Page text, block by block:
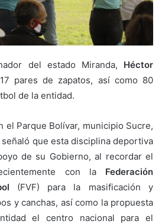
del estado Miranda, Héctor
pares de zapatos, así como 80
de la entidad.
el Parque Bolívar, municipio Sucre,
que esta disciplina deportiva
de su Gobierno, al recordar el
con la Federación
(FVF) para la masificación y
y canchas, así como la propuesta
el centro nacional para el